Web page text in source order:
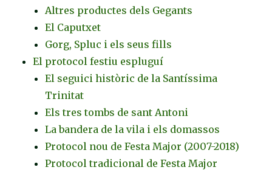
Altres productes dels Gegants
El Caputxet
Gorg, Spluc i els seus fills
El protocol festiu espluguí
El seguici històric de la Santíssima
Trinitat
Els tres tombs de sant Antoni
La bandera de la vila i els domassos
Protocol nou de Festa Major (2007-2018)
Protocol tradicional de Festa Major